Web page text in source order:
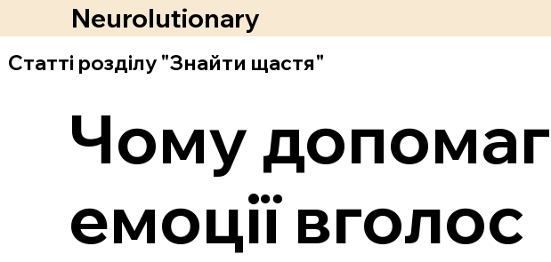
Neurolutionary
Статті розділу "Знайти щастя"
Чому
емоції вголос